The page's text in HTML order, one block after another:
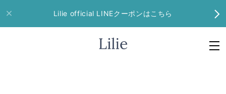
Lilie official LINEクーポンはこちら